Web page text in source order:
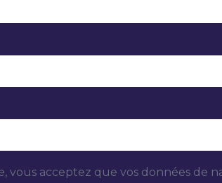
vous acceptez que vos données de